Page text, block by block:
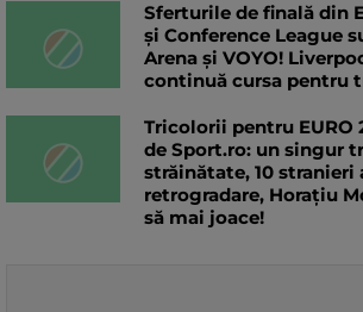
Sferturile de finală din
și Conference League
Arena și VOYO!
continuă cursa pentru
Tricolorii pentru EURO
de Sport.ro: un singur
străinătate, 10
retrogradare, Horațiu
să mai joace!